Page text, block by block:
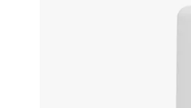
обладает
является
предохраняет от